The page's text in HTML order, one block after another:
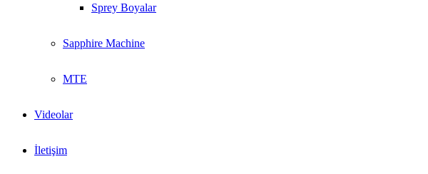
Sprey Boyalar
Sapphire Machine
MTE
Videolar
İletişim